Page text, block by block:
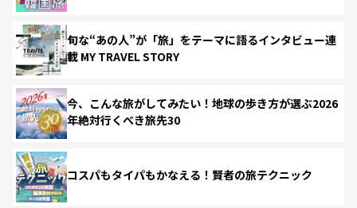
旬な“あの人”が「旅」をテーマに語るインタビュー連
載 MY TRAVEL STORY
今、こんな旅がしてみたい！地球の歩き方が選ぶ2026
年絶対行くべき旅先30
コスパもタイパもかなえる！賢者の旅テクニック